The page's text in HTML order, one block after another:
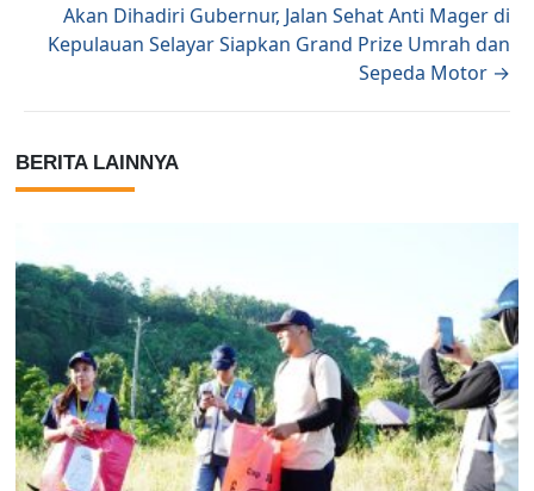
Akan Dihadiri Gubernur, Jalan Sehat Anti Mager di
Kepulauan Selayar Siapkan Grand Prize Umrah dan
Sepeda Motor →
BERITA LAINNYA